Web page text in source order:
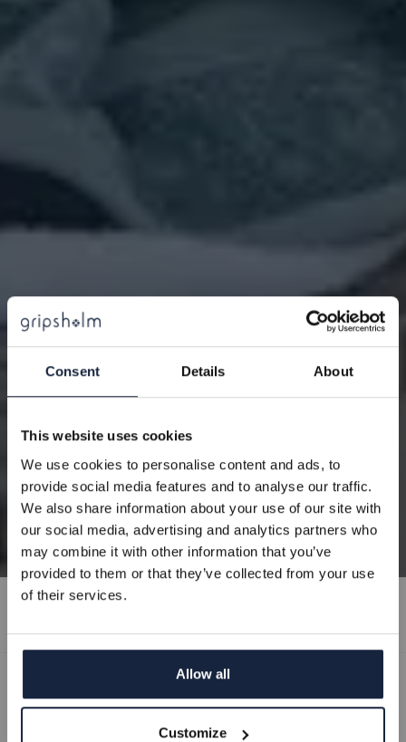
Consent Details About
This website uses cookies
We use cookies to personalise content and ads, to
provide social media features and to analyse our traffic.
We also share information about your use of our site with
our social media, advertising and analytics partners who
may combine it with other information that you’ve
provided to them or that they’ve collected from your use
of their services.
Allow all
Customize
)
10% PÅ DITT KÖP
Få 10% på ditt köp när du prenumererar på vårt
nyhetsbrev. Då får du exklusiva erbjudanden och de
senaste nyheterna direkt i din inbox.
Gäller ej redan nedsatta produkter
Epost